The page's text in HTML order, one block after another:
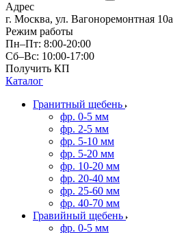
Адрес
г. Москва, ул. Вагоноремонтная 10а
Режим работы
Пн–Пт: 8:00-20:00
Сб–Вс: 10:00-17:00
Получить КП
Каталог
Гранитный щебень
фр. 0-5 мм
фр. 2-5 мм
фр. 5-10 мм
фр. 5-20 мм
фр. 10-20 мм
фр. 20-40 мм
фр. 25-60 мм
фр. 40-70 мм
Гравийный щебень
фр. 0-5 мм